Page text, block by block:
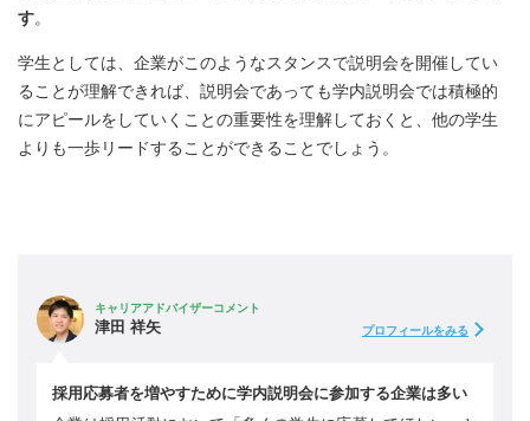
す。
学生としては、企業がこのようなスタンスで説明会を開催してい
ることが理解できれば、説明会であっても学内説明会では積極的
にアピールをしていくことの重要性を理解しておくと、他の学生
よりも一歩リードすることができることでしょう。
キャリアアドバイザーコメント
津田 祥矢 プロフィールをみる
採用応募者を増やすために学内説明会に参加する企業は多い